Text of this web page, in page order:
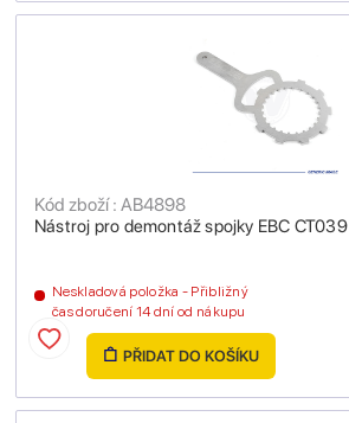
Nástroj pro demontáž spojky EBC CT039
Kód zboží : AB4898
Neskladová položka - Přibližný
čas doručení 14 dní od nákupu
PŘIDAT DO KOŠÍKU